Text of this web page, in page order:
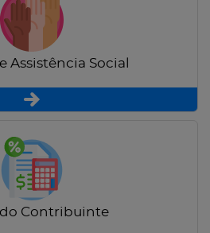
Assistência Social
Contribuinte